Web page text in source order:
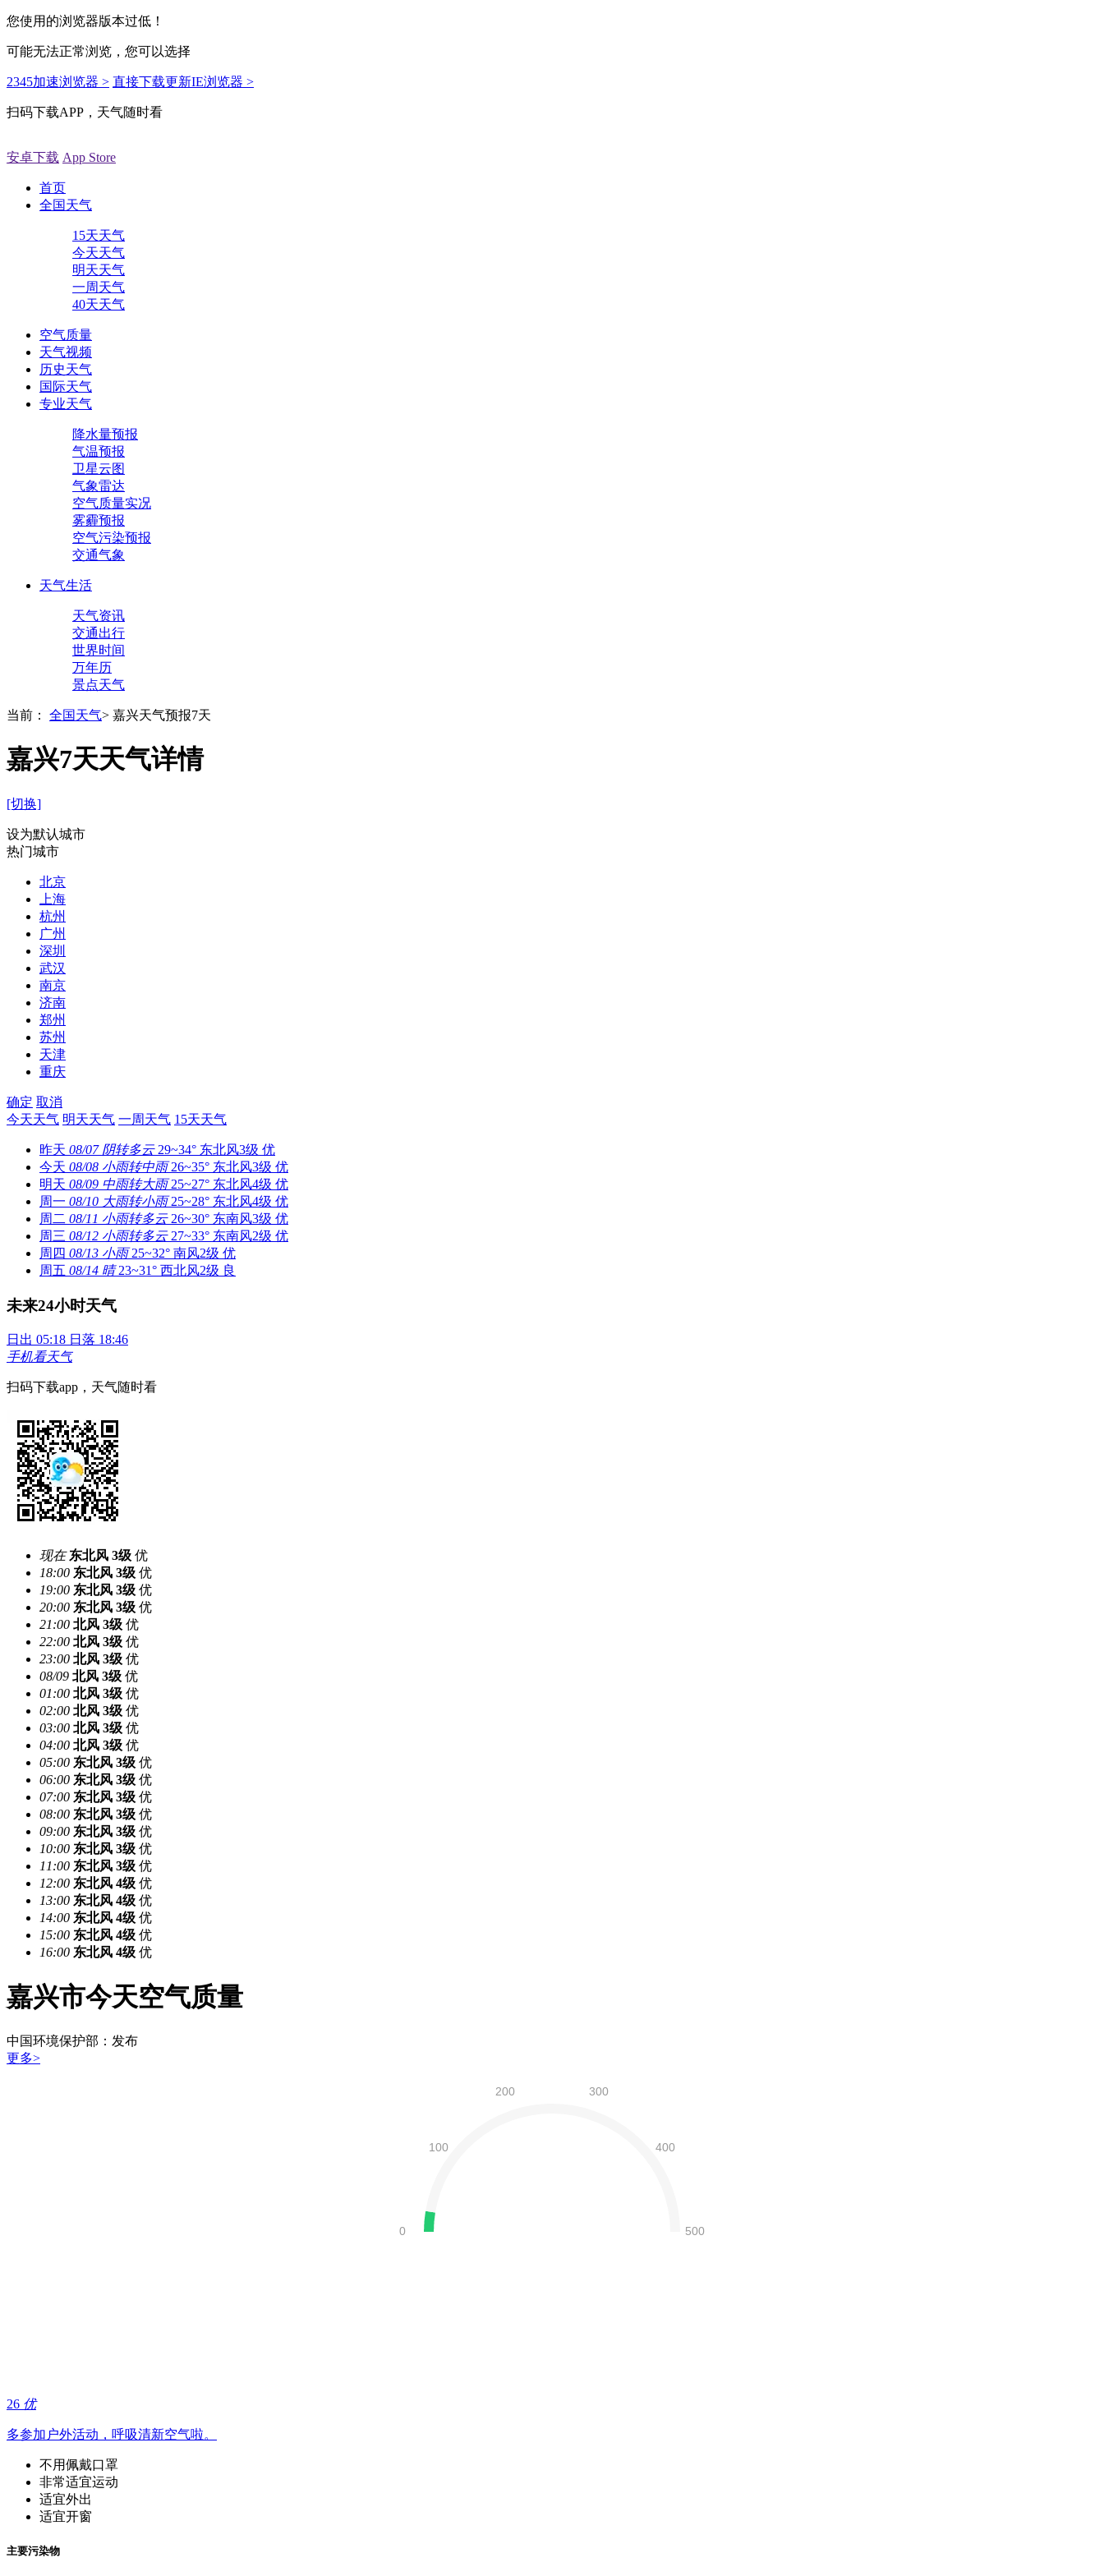
您使用的浏览器版本过低！
可能无法正常浏览，您可以选择
2345加速浏览器 > 直接下载更新IE浏览器 >
扫码下载APP，天气随时看
安卓下载 App Store
首页
全国天气
15天天气
今天天气
明天天气
一周天气
40天天气
空气质量
天气视频
历史天气
国际天气
专业天气
降水量预报
气温预报
卫星云图
气象雷达
空气质量实况
雾霾预报
空气污染预报
交通气象
天气生活
天气资讯
交通出行
世界时间
万年历
景点天气
当前： 全国天气> 嘉兴天气预报7天
嘉兴7天天气详情
[切换]
设为默认城市
热门城市
北京
上海
杭州
广州
深圳
武汉
南京
济南
郑州
苏州
天津
重庆
确定 取消
今天天气 明天天气 一周天气 15天天气
昨天 08/07 阴转多云 29~34° 东北风3级 优
今天 08/08 小雨转中雨 26~35° 东北风3级 优
明天 08/09 中雨转大雨 25~27° 东北风4级 优
周一 08/10 大雨转小雨 25~28° 东北风4级 优
周二 08/11 小雨转多云 26~30° 东南风3级 优
周三 08/12 小雨转多云 27~33° 东南风2级 优
周四 08/13 小雨 25~32° 南风2级 优
周五 08/14 晴 23~31° 西北风2级 良
未来24小时天气
日出 05:18 日落 18:46
手机看天气
扫码下载app，天气随时看
现在 东北风 3级 优
18:00 东北风 3级 优
19:00 东北风 3级 优
20:00 东北风 3级 优
21:00 北风 3级 优
22:00 北风 3级 优
23:00 北风 3级 优
08/09 北风 3级 优
01:00 北风 3级 优
02:00 北风 3级 优
03:00 北风 3级 优
04:00 北风 3级 优
05:00 东北风 3级 优
06:00 东北风 3级 优
07:00 东北风 3级 优
08:00 东北风 3级 优
09:00 东北风 3级 优
10:00 东北风 3级 优
11:00 东北风 3级 优
12:00 东北风 4级 优
13:00 东北风 4级 优
14:00 东北风 4级 优
15:00 东北风 4级 优
16:00 东北风 4级 优
嘉兴市今天空气质量
中国环境保护部： 发布
更多>
26 优
多参加户外活动，呼吸清新空气啦。
不用佩戴口罩
非常适宜运动
适宜外出
适宜开窗
主要污染物